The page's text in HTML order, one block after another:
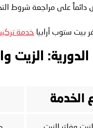
دائماً على مراجعة شروط
بيت ستوب أرابيا خدمة
الدورية: الزيت
الخدمة